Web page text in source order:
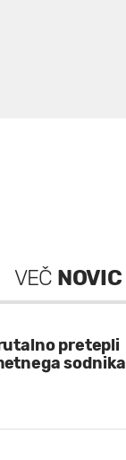
VEČ NOVIC
pretepli
sodnika